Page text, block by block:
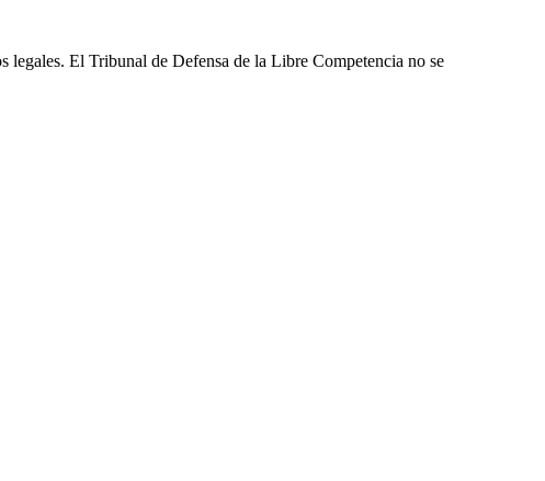
legales. El Tribunal de Defensa de la Libre Competencia no se